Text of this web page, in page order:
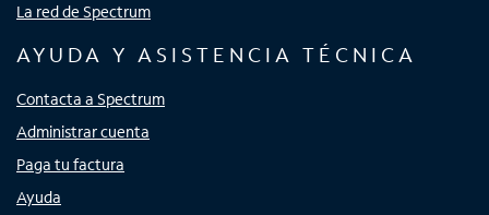
La red de Spectrum
AYUDA Y ASISTENCIA TÉCNICA
Contacta a Spectrum
Administrar cuenta
Paga tu factura
Ayuda